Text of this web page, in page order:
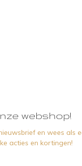
webshop!
en wees als
acties en kortingen!